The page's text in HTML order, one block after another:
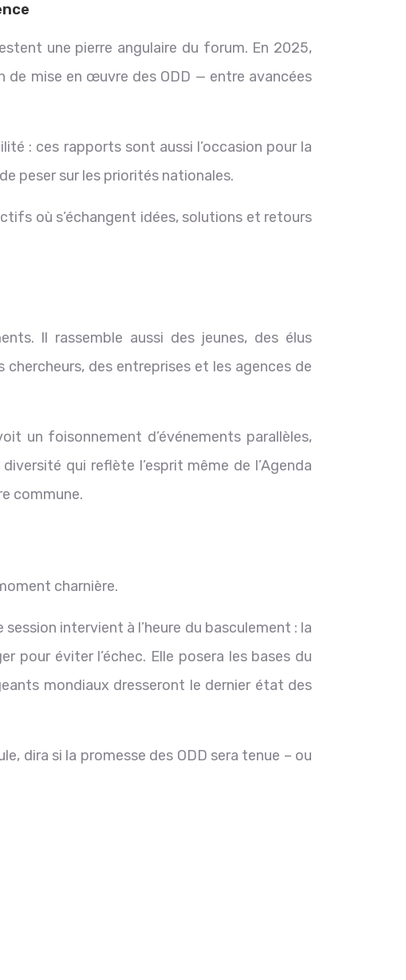
une pierre angulaire du forum. En 2025,
de mise en œuvre des ODD — entre avancées
: ces rapports sont aussi l’occasion pour la
peser sur les priorités nationales.
où s’échangent idées, solutions et retours
Il rassemble aussi des jeunes, des élus
des entreprises et les agences de
un foisonnement d’événements parallèles,
qui reflète l’esprit même de l’Agenda
commune.
charnière.
intervient à l’heure du basculement : la
pour éviter l’échec. Elle posera les bases du
mondiaux dresseront le dernier état des
dira si la promesse des ODD sera tenue – ou